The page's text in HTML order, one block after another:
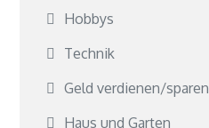
Hobbys
Technik
Geld verdienen/sparen
Haus und Garten